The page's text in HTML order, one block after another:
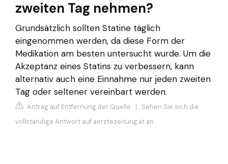
zweiten Tag nehmen?
Grundsätzlich sollten Statine täglich
eingenommen werden, da diese Form der
Medikation am besten untersucht wurde. Um die
Akzeptanz eines Statins zu verbessern, kann
alternativ auch eine Einnahme nur jeden zweiten
Tag oder seltener vereinbart werden.
Antrag auf Entfernung der Quelle | Sehen Sie sich die
vollständige Antwort auf aerztezeitung.at an